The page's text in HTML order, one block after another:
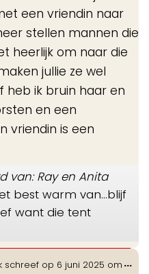
een vriendin naar
stellen mannen die
heerlijk om naar die
jullie ze wel
heb ik bruin haar en
en een
vriendin is een
van: Ray en Anita
best warm van...blijf
want die tent
schreef op 6 juni 2025 om ...